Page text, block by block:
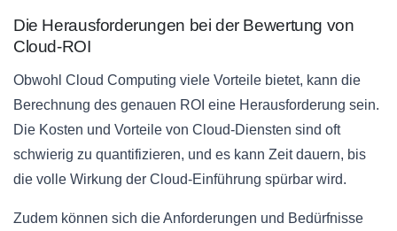
Die Herausforderungen bei der Bewertung von
Cloud-ROI
Obwohl Cloud Computing viele Vorteile bietet, kann die
Berechnung des genauen ROI eine Herausforderung sein.
Die Kosten und Vorteile von Cloud-Diensten sind oft
schwierig zu quantifizieren, und es kann Zeit dauern, bis
die volle Wirkung der Cloud-Einführung spürbar wird.
Zudem können sich die Anforderungen und Bedürfnisse